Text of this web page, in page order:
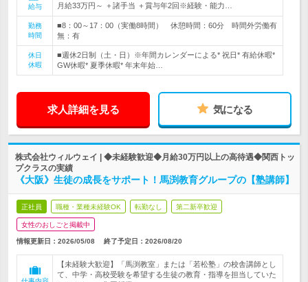
給与
月給33万円～ ＋諸手当 ＋賞与年2回※経験・能力…
勤務
時間
■8：00～17：00（実働8時間） 休憩時間：60分 時間外労働有
無：有
休日
休暇
■週休2日制（土・日）※年間カレンダーによる* 祝日* 有給休暇*
GW休暇* 夏季休暇* 年末年始…
求人詳細を見る 気になる
株式会社ウィルウェイ | ◆未経験歓迎◆月給30万円以上の高待遇◆関西トッ
プクラスの実績
《大阪》生徒の成長をサポート！馬渕教育グループの【塾講師】
正社員 職種・業種未経験OK 転勤なし 第二新卒歓迎
女性のおしごと掲載中
情報更新日：2026/05/08 終了予定日： 2026/08/20
【未経験大歓迎】「馬渕教室」または「若松塾」の校舎講師とし
て、中学・高校受験を希望する生徒の教育・指導を担当していた